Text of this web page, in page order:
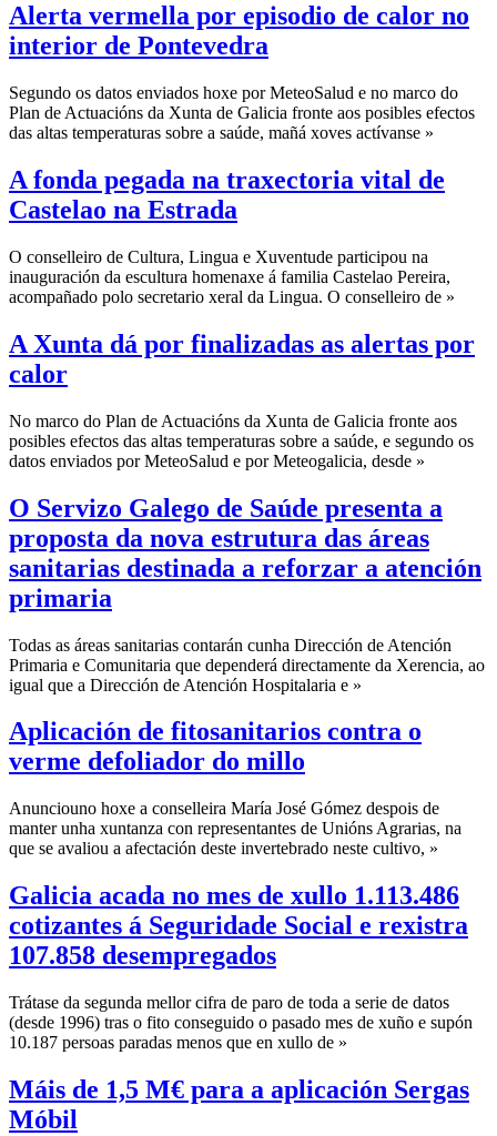
Alerta vermella por episodio de calor no
interior de Pontevedra
Segundo os datos enviados hoxe por MeteoSalud e no marco do
Plan de Actuacións da Xunta de Galicia fronte aos posibles efectos
das altas temperaturas sobre a saúde, mañá xoves actívanse »
A fonda pegada na traxectoria vital de
Castelao na Estrada
O conselleiro de Cultura, Lingua e Xuventude participou na
inauguración da escultura homenaxe á familia Castelao Pereira,
acompañado polo secretario xeral da Lingua. O conselleiro de »
A Xunta dá por finalizadas as alertas por
calor
No marco do Plan de Actuacións da Xunta de Galicia fronte aos
posibles efectos das altas temperaturas sobre a saúde, e segundo os
datos enviados por MeteoSalud e por Meteogalicia, desde »
O Servizo Galego de Saúde presenta a
proposta da nova estrutura das áreas
sanitarias destinada a reforzar a atención
primaria
Todas as áreas sanitarias contarán cunha Dirección de Atención
Primaria e Comunitaria que dependerá directamente da Xerencia, ao
igual que a Dirección de Atención Hospitalaria e »
Aplicación de fitosanitarios contra o
verme defoliador do millo
Anunciouno hoxe a conselleira María José Gómez despois de
manter unha xuntanza con representantes de Unións Agrarias, na
que se avaliou a afectación deste invertebrado neste cultivo, »
Galicia acada no mes de xullo 1.113.486
cotizantes á Seguridade Social e rexistra
107.858 desempregados
Trátase da segunda mellor cifra de paro de toda a serie de datos
(desde 1996) tras o fito conseguido o pasado mes de xuño e supón
10.187 persoas paradas menos que en xullo de »
Máis de 1,5 M€ para a aplicación Sergas
Móbil